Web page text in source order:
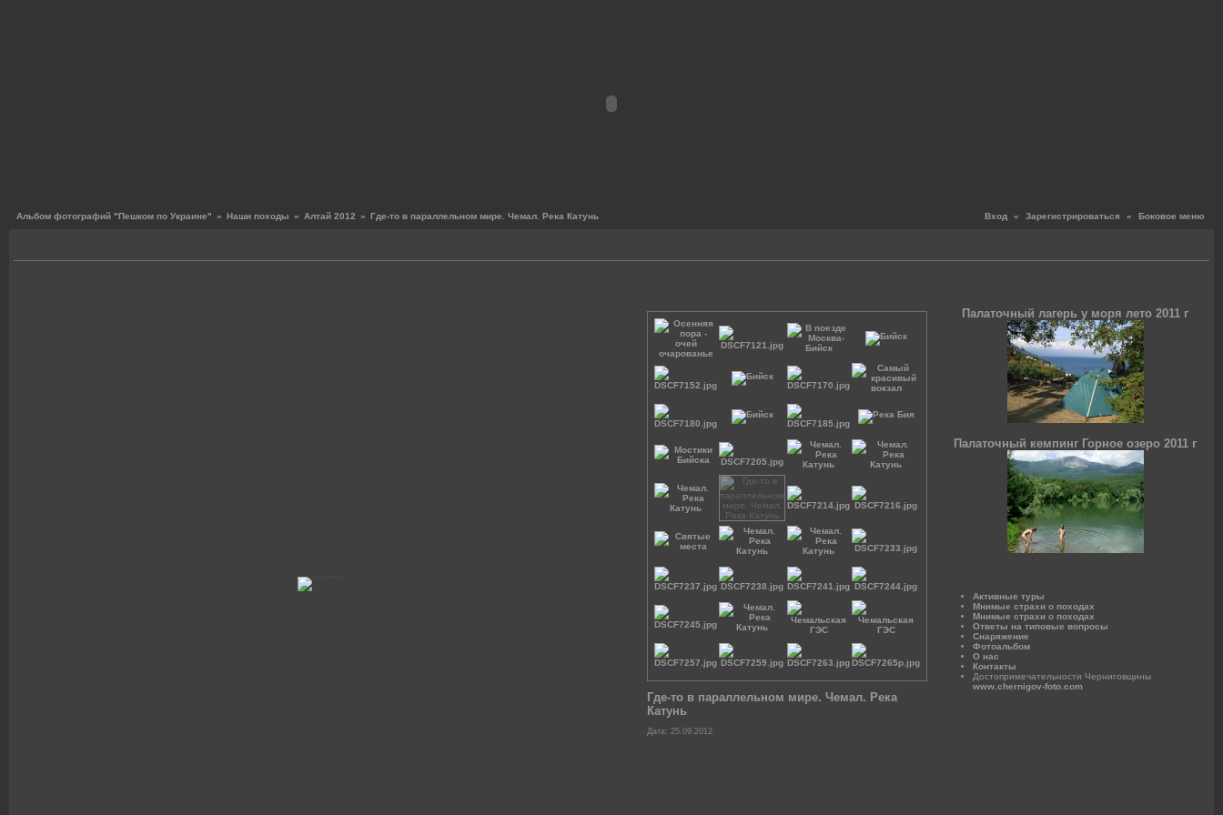
Вход « Зарегистрироваться « Боковое меню
Альбом фотографий "Пешком по Украине" » Наши походы » Алтай 2012 » Где-то в параллельном мире. Чемал. Река Катунь
Где-то в параллельном мире. Чемал. Река
Катунь
Дата: 25.09.2012
Палаточный лагерь у моря лето 2011 г
Палаточный кемпинг Горное озеро 2011 г
Активные туры
Мнимые страхи о походах
Мнимые страхи о походах
Ответы на типовые вопросы
Снаряжение
Фотоальбом
О нас
Контакты
Достопримечательности Черниговщины
www.chernigov-foto.com